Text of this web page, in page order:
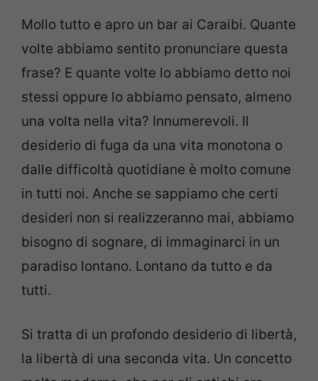
Mollo tutto e apro un bar ai Caraibi. Quante
volte abbiamo sentito pronunciare questa
frase? E quante volte lo abbiamo detto noi
stessi oppure lo abbiamo pensato, almeno
una volta nella vita? Innumerevoli. Il
desiderio di fuga da una vita monotona o
dalle difficoltà quotidiane è molto comune
in tutti noi. Anche se sappiamo che certi
desideri non si realizzeranno mai, abbiamo
bisogno di sognare, di immaginarci in un
paradiso lontano. Lontano da tutto e da
tutti.
Si tratta di un profondo desiderio di libertà,
la libertà di una seconda vita. Un concetto